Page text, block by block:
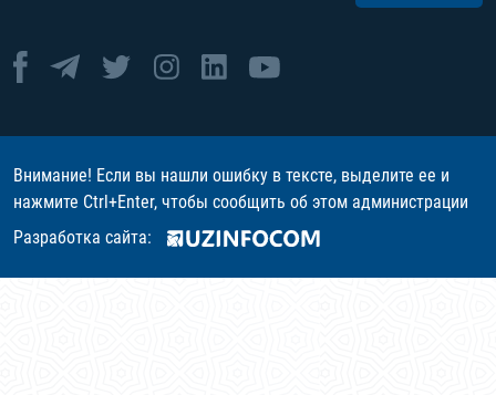
Внимание! Если вы нашли ошибку в тексте, выделите ее и
нажмите Ctrl+Enter, чтобы сообщить об этом администрации
Разработка сайта: